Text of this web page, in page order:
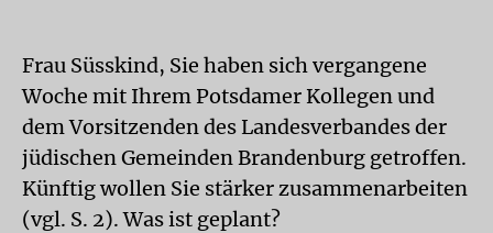
Frau Süsskind, Sie haben sich vergangene
Woche mit Ihrem Potsdamer Kollegen und
dem Vorsitzenden des Landesverbandes der
jüdischen Gemeinden Brandenburg getroffen.
Künftig wollen Sie stärker zusammenarbeiten
(vgl. S. 2). Was ist geplant?